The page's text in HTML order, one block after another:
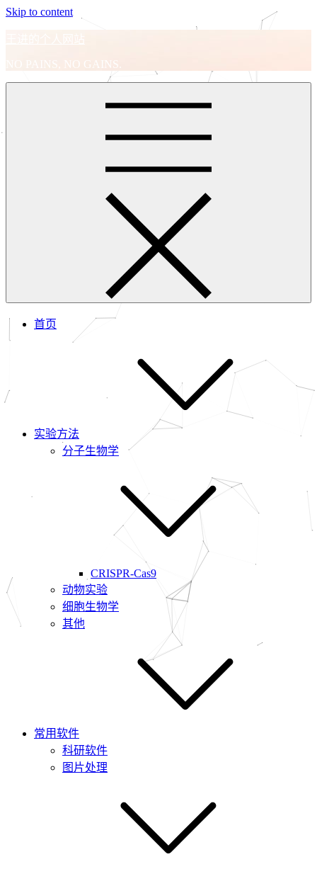
Skip to content
王进的个人网站
NO PAINS, NO GAINS.
首页
实验方法
分子生物学
CRISPR-Cas9
动物实验
细胞生物学
其他
常用软件
科研软件
图片处理